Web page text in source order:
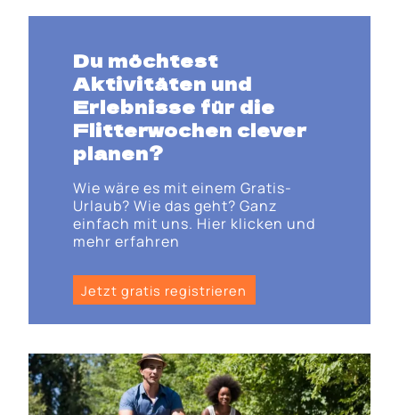
Du möchtest
Aktivitäten und
Erlebnisse für die
Flitterwochen clever
planen?
Wie wäre es mit einem Gratis-
Urlaub? Wie das geht? Ganz
einfach mit uns. Hier klicken und
mehr erfahren
Jetzt gratis registrieren